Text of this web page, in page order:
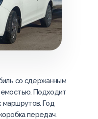
со сдержанным
Подходит
маршрутов. Год
передач.